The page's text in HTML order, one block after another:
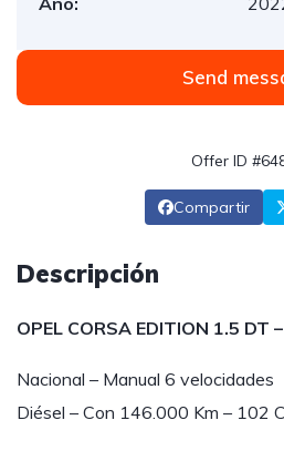
Send
Offer ID
Compartir
Descripción
OPEL CORSA EDITION 1.5 DT
Nacional – Manual 6 velocidades
Diésel – Con 146.000 Km – 102